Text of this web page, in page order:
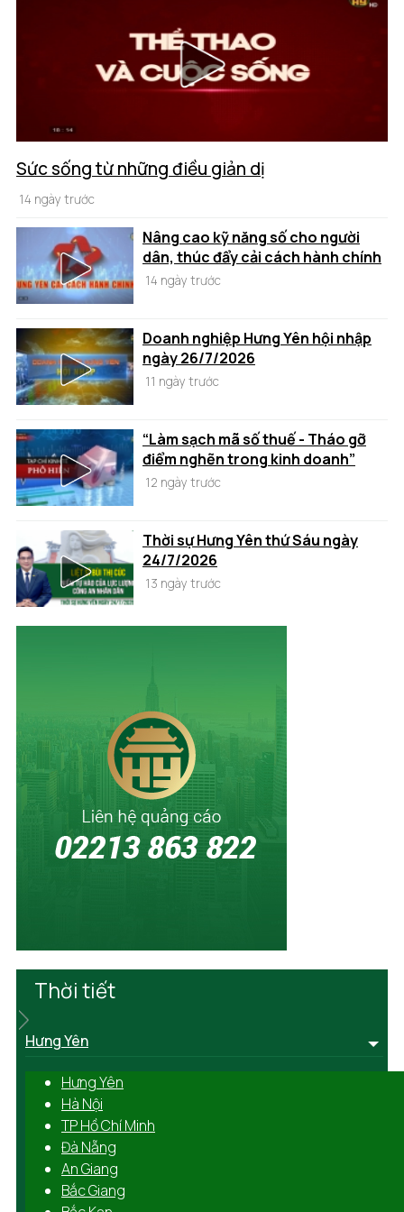
Sức sống từ những điều giản dị
14 ngày trước
Nâng cao kỹ năng số cho người
dân, thúc đẩy cải cách hành chính
14 ngày trước
Doanh nghiệp Hưng Yên hội nhập
ngày 26/7/2026
11 ngày trước
“Làm sạch mã số thuế - Tháo gỡ
điểm nghẽn trong kinh doanh”
12 ngày trước
Thời sự Hưng Yên thứ Sáu ngày
24/7/2026
13 ngày trước
Thời tiết
Hưng Yên
Hưng Yên
Hà Nội
TP Hồ Chí Minh
Đà Nẵng
An Giang
Bắc Giang